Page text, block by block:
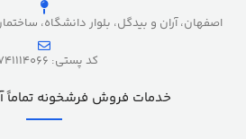
اصفهان، آران و بیدگل، بلوار دانشگاه،
کد پستی: 8741114066
خدمات فروش فرشخونه تماماً